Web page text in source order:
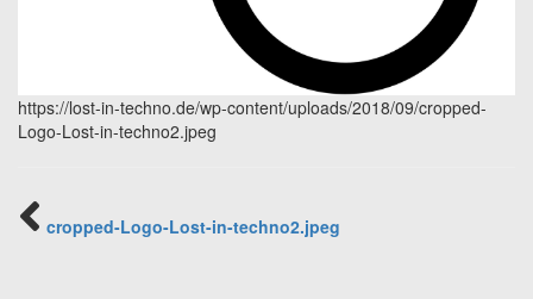
https://lost-in-techno.de/wp-content/uploads/2018/09/cropped-
Logo-Lost-in-techno2.jpeg
cropped-Logo-Lost-in-techno2.jpeg